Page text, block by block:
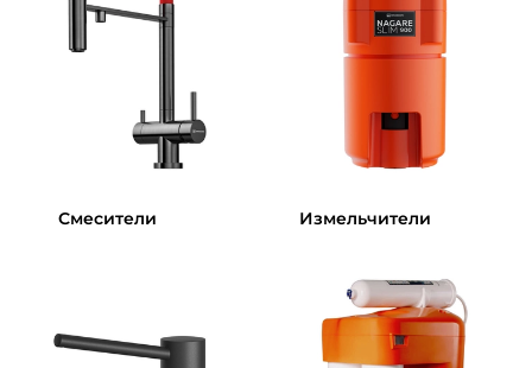
Смесители Измельчители